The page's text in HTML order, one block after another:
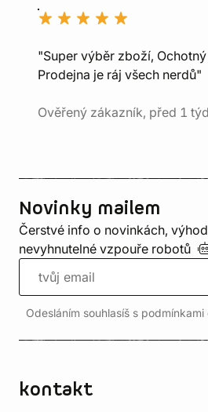
"Super výběr zboží,
Prodejna je ráj všech nerdů"
Ověřený zákazník, před 1
Novinky mailem
Čerstvé info o novinkách,
nevyhnutelné vzpouře robotů
Odesláním souhlasíš s podmínkami
kontakt